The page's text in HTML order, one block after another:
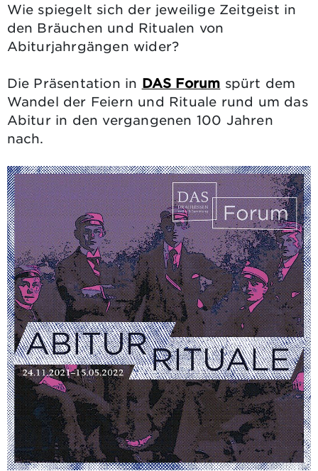
Wie spiegelt sich der jeweilige Zeitgeist in
den Bräuchen und Ritualen von
Abiturjahrgängen wider?
Die Präsentation in DAS Forum spürt dem
Wandel der Feiern und Rituale rund um das
Abitur in den vergangenen 100 Jahren
nach.